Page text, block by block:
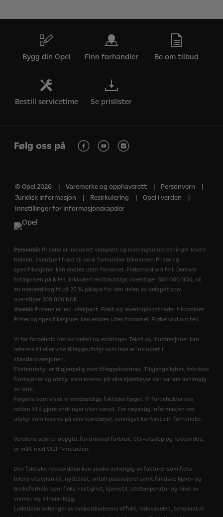
Bygg din Opel Finn forhandler Be om tilbud
Bestill servicetime Se prislister
Følg oss på
© Opel 2026 Varemerke og opphavsrett
Personvern
Juridisk informasjon
Resirkulering
Opel i verden
Innstillinger for informasjonskapsler
Personbil: Prisene er inkludert vrakpant og leveringsomkostninger levert
Halden. Eventuell frakt til lokal forhandler tilkommer. Priser og
spesifikasjoner kan endres uten forvarsel. Forbehold om feil. Dersom
totalprisen på bilen, inkludert ekstrautstyr, overstiger 300 000 NOK, vil
en merverdiavgift på 25 % påløpe for den delen av beløpet som
overstiger 300 000 NOK.
Varebil: Prisene er inkl. vrakpant. Frakt og leveringskostnader tilkommer.
Priser og spesifikasjoner kan endres uten forvarsel. Forbehold om feil.
Vi tar forbehold om skrivefeil og endringer. Tekst og illustrasjoner kan
referere til eller vise tilleggsutstyr som ikke er inkludert i
standardversjonen.
Ekstrautstyr er tilgjengelig mot tilleggskostnad. Tilgjengelighet, tekniske
funksjoner og utstyr som leveres på våre kjøretøyer kan variere avhengig
av land.
Fargene som vises er omtrentlige faktiske farger. Vi forbeholder oss
retten til å gjøre endringer uten varsel. For nøyaktig informasjon om
utstyr som leveres på våre kjøretøyer, vennligst kontakt din forhandler.
Verdiene som er oppgitt for drivstofforbruk, CO₂-utslipp og rekkevidde,
er målt med WLTP-metoden.
Den faktiske rekkevidden kan avvike avhengig av faktorer som f.eks
bilens utstyrsnivå, nyttelast, antall passasjerer samt faktiske kjøre- og
bruksforhold som f.eks hastighet, kjørestil, utetemperatur og bruk av
varme- og klimaanlegg.
Ladetiden avhenger av ombordladerens effekt, ladekabelen, temperatur